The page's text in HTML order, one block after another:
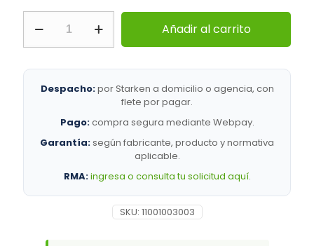
Accesorios
conectividad
Añadir al carrito
Despacho:por Starken a domicilio o agencia, con
flete por pagar.
Pago:compra segura mediante Webpay.
Garantía:según fabricante, producto y normativa
aplicable.
RMA:ingresa o consulta tu solicitud aquí.
SKU: 11001003003